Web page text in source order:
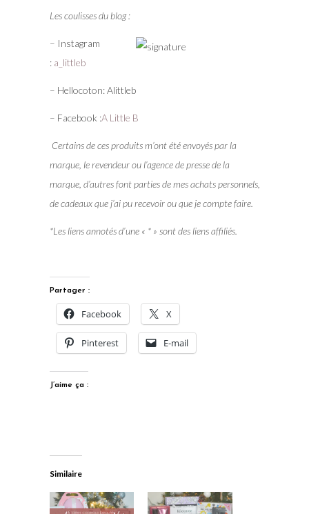
Les coulisses du blog :
– Instagram
: a_littleb
– Hellocoton: Alittleb
– Facebook :A Little B
Certains de ces produits m’ont été envoyés par la
marque, le revendeur ou l’agence de presse de la
marque, d’autres font parties de mes achats personnels,
de cadeaux que j’ai pu recevoir ou que je compte faire.
*Les liens annotés d’une « * » sont des liens affiliés.
Partager :
Facebook X
Pinterest E-mail
J’aime ça :
Similaire